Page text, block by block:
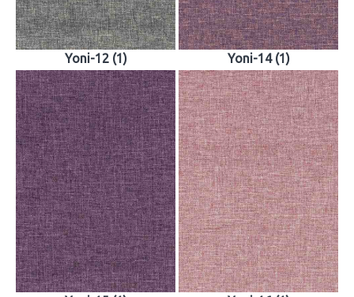
Yoni-12 (1) Yoni-14 (1)